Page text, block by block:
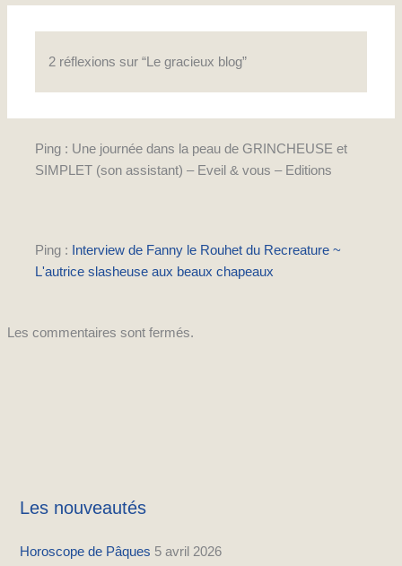
2 réflexions sur “Le gracieux blog”
Ping : Une journée dans la peau de GRINCHEUSE et
SIMPLET (son assistant) – Eveil & vous – Editions
Ping :
Interview de Fanny le Rouhet du Recreature ~
L'autrice slasheuse aux beaux chapeaux
Les commentaires sont fermés.
Les nouveautés
Horoscope de Pâques 5 avril 2026